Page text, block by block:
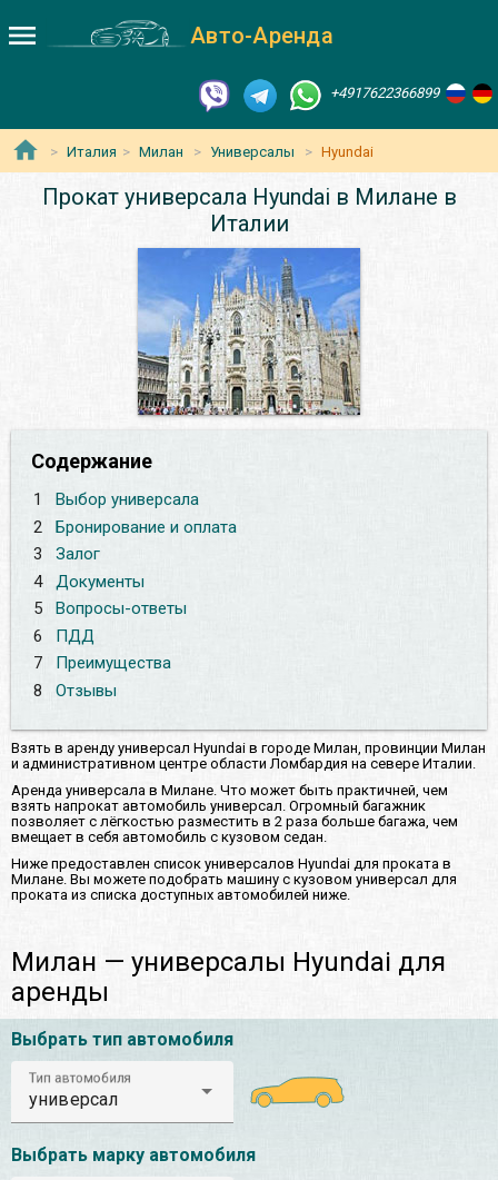
Авто-Аренда
+4917622366899
Италия Милан Универсалы Hyundai
Прокат универсала Hyundai в Милане в
Италии
Содержание
1
Выбор универсала
2
Бронирование и оплата
3
Залог
4
Документы
5
Вопросы-ответы
6
ПДД
7
Преимущества
8
Отзывы
Взять в аренду универсал Hyundai в городе Милан, провинции Милан
и административном центре области Ломбардия на севере Италии.
Аренда универсала в Милане. Что может быть практичней, чем
взять напрокат автомобиль универсал. Огромный багажник
позволяет с лёгкостью разместить в 2 раза больше багажа, чем
вмещает в себя автомобиль с кузовом седан.
Ниже предоставлен список универсалов Hyundai для проката в
Милане. Вы можете подобрать машину с кузовом универсал для
проката из списка доступных автомобилей ниже.
Милан — универсалы Hyundai для
аренды
Выбрать тип автомобиля
Тип автомобиля
универсал
Выбрать марку автомобиля